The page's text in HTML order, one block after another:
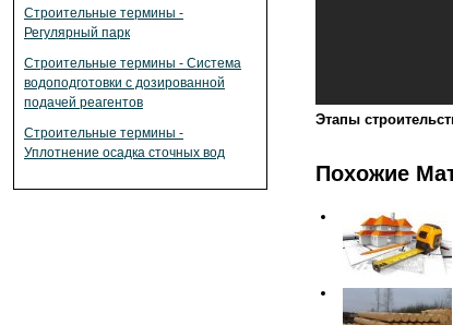
Строительные термины -
Регулярный парк
Строительные термины - Система
водоподготовки с дозированной
подачей реагентов
Строительные термины -
Уплотнение осадка сточных вод
Этапы
Похожие